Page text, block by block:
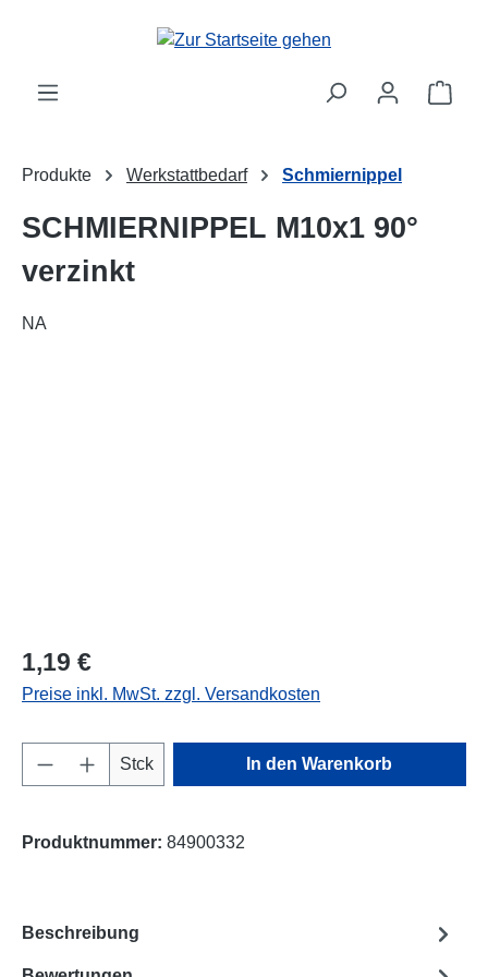
Produkte Werkstattbedarf Schmiernippel
SCHMIERNIPPEL M10x1 90°
verzinkt
NA
1,19 €
Preise inkl. MwSt. zzgl. Versandkosten
Produkt Anzahl: Gib den gewünschten
Stck In den Warenkorb
Produktnummer: 84900332
Beschreibung